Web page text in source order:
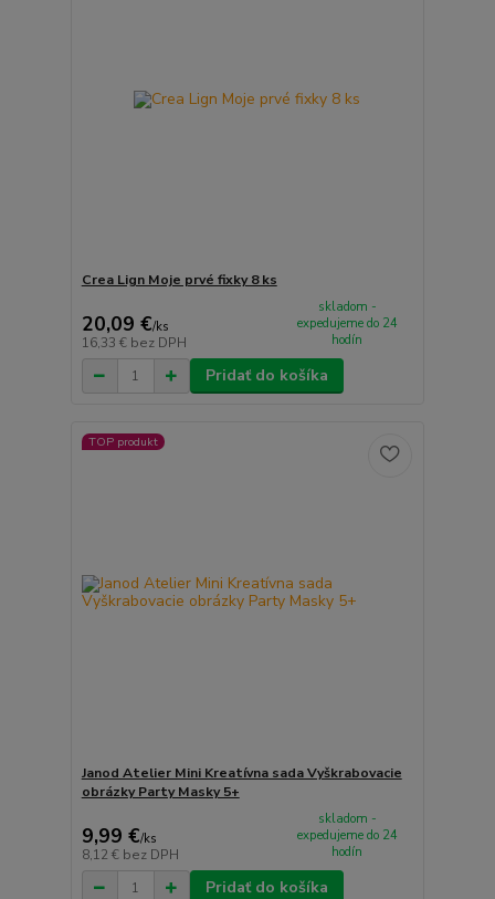
Crea Lign Moje prvé fixky 8 ks
20,09 €/ks
16,33 € bez DPH
skladom -
expedujeme do 24
hodín
Pridať do košíka
TOP produkt
Janod Atelier Mini Kreatívna sada Vyškrabovacie
obrázky Party Masky 5+
9,99 €/ks
8,12 € bez DPH
skladom -
expedujeme do 24
hodín
Pridať do košíka